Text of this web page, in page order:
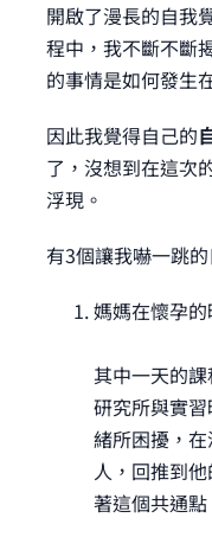
開啟了漫長的自我
程中，我不斷不斷
的事情是如何發生
因此我覺得自己的
了，沒想到在這次
浮現。
有3個讓我嚇一跳的
媽媽在懷孕的
其中一天的
研究所與實
緒所困擾，
人，回推到
著這個共通